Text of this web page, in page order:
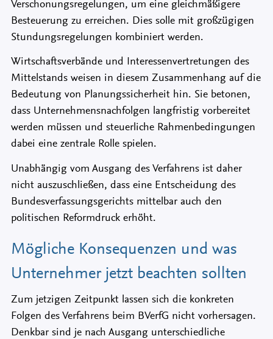
Verschonungsregelungen, um eine gleichmäßigere
Besteuerung zu erreichen. Dies solle mit großzügigen
Stundungsregelungen kombiniert werden.
Wirtschaftsverbände und Interessenvertretungen des
Mittelstands weisen in diesem Zusammenhang auf die
Bedeutung von Planungssicherheit hin. Sie betonen,
dass Unternehmensnachfolgen langfristig vorbereitet
werden müssen und steuerliche Rahmenbedingungen
dabei eine zentrale Rolle spielen.
Unabhängig vom Ausgang des Verfahrens ist daher
nicht auszuschließen, dass eine Entscheidung des
Bundesverfassungsgerichts mittelbar auch den
politischen Reformdruck erhöht.
Mögliche Konsequenzen und was
Unternehmer jetzt beachten sollten
Zum jetzigen Zeitpunkt lassen sich die konkreten
Folgen des Verfahrens beim BVerfG nicht vorhersagen.
Denkbar sind je nach Ausgang unterschiedliche